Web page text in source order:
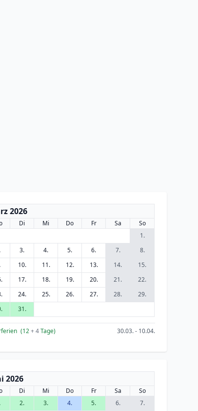
2026
Di Mi Do Fr Sa
So
1.
3. 4. 5. 6. 7.
8.
10. 11. 12. 13. 14.
15.
17. 18. 19. 20. 21.
22.
24. 25. 26. 27. 28.
29.
31.
(12+ 4Tage) 30.03. - 10.04.
2026
Di Mi Do Fr Sa
So
2. 3. 4. 5. 6.
7.